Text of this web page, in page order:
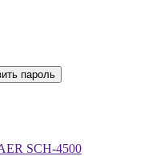
пароль
SCH-4500